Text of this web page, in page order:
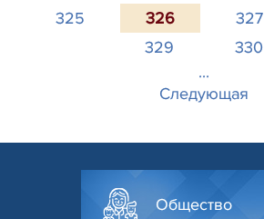
325
326 327
329
330
...
Следующая
Общество